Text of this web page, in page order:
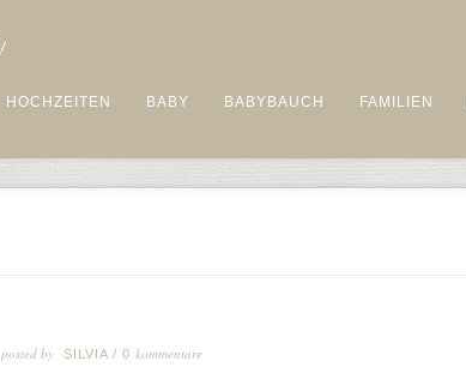
HOCHZEITEN BABY BABYBAUCH FAMILIEN
posted by SILVIA / 0 kommentare